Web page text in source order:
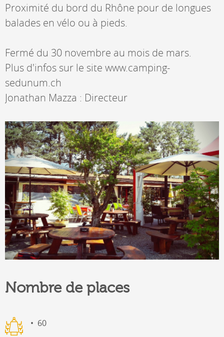
Proximité du bord du Rhône pour de longues
balades en vélo ou à pieds.
Fermé du 30 novembre au mois de mars.
Plus d'infos sur le site www.camping-
sedunum.ch
Jonathan Mazza : Directeur
Nombre de places
60